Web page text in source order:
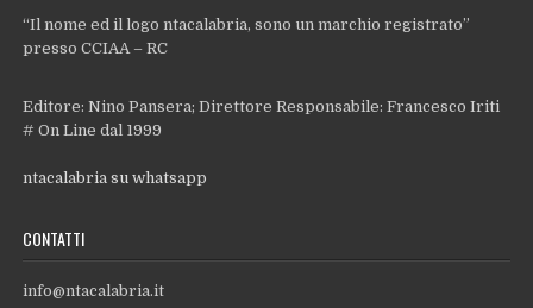
“Il nome ed il logo ntacalabria, sono un marchio registrato”
presso CCIAA – RC
Editore: Nino Pansera; Direttore Responsabile: Francesco Iriti
# On Line dal 1999
ntacalabria su whatsapp
CONTATTI
info@ntacalabria.it